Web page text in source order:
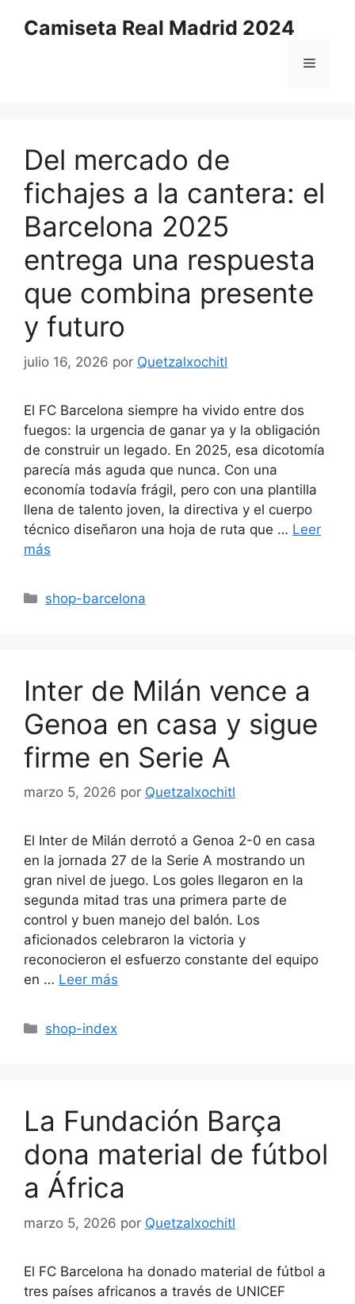
Camiseta Real Madrid 2024
Menú
Del mercado de
fichajes a la cantera: el
Barcelona 2025
entrega una respuesta
que combina presente
y futuro
julio 16, 2026 por Quetzalxochitl
El FC Barcelona siempre ha vivido entre dos
fuegos: la urgencia de ganar ya y la obligación
de construir un legado. En 2025, esa dicotomía
parecía más aguda que nunca. Con una
economía todavía frágil, pero con una plantilla
llena de talento joven, la directiva y el cuerpo
técnico diseñaron una hoja de ruta que … Leer
más
Categorías
shop-barcelona
Inter de Milán vence a
Genoa en casa y sigue
firme en Serie A
marzo 5, 2026 por Quetzalxochitl
El Inter de Milán derrotó a Genoa 2-0 en casa
en la jornada 27 de la Serie A mostrando un
gran nivel de juego. Los goles llegaron en la
segunda mitad tras una primera parte de
control y buen manejo del balón. Los
aficionados celebraron la victoria y
reconocieron el esfuerzo constante del equipo
en … Leer más
Categorías
shop-index
La Fundación Barça
dona material de fútbol
a África
marzo 5, 2026 por Quetzalxochitl
El FC Barcelona ha donado material de fútbol a
tres países africanos a través de UNICEF